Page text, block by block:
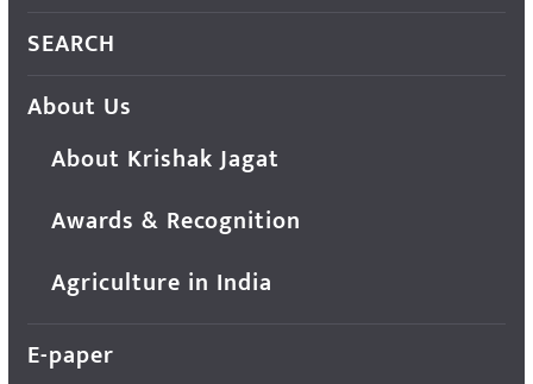
SEARCH
About Us
About Krishak Jagat
Awards & Recognition
Agriculture in India
E-paper